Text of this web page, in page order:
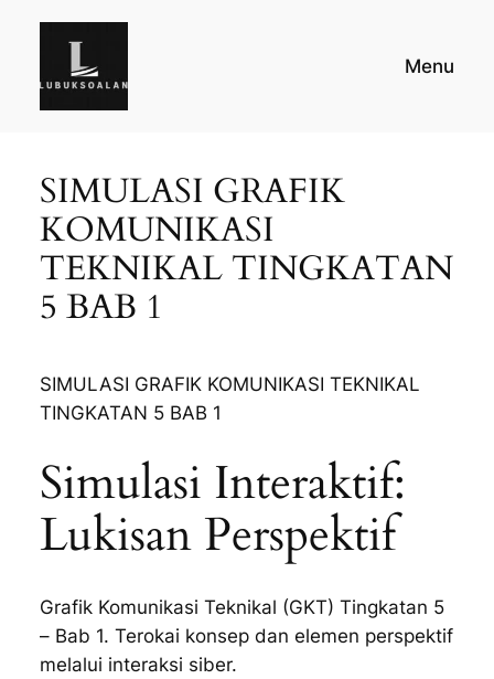
Menu
SIMULASI GRAFIK
KOMUNIKASI
TEKNIKAL TINGKATAN
5 BAB 1
SIMULASI GRAFIK KOMUNIKASI TEKNIKAL
TINGKATAN 5 BAB 1
Simulasi Interaktif:
Lukisan Perspektif
Grafik Komunikasi Teknikal (GKT) Tingkatan 5
– Bab 1. Terokai konsep dan elemen perspektif
melalui interaksi siber.